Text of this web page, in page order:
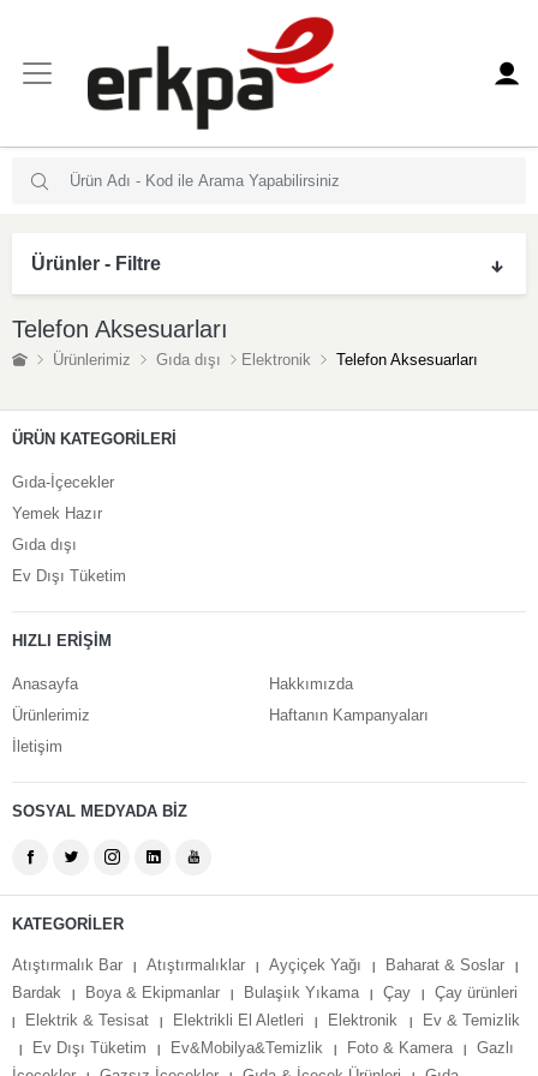
Ürünler - Filtre
Telefon Aksesuarları
Ürünlerimiz Gıda dışı Elektronik Telefon Aksesuarları
ÜRÜN KATEGORİLERİ
Gıda-İçecekler
Yemek Hazır
Gıda dışı
Ev Dışı Tüketim
HIZLI ERİŞİM
Anasayfa
Ürünlerimiz
İletişim
Hakkımızda
Haftanın Kampanyaları
SOSYAL MEDYADA BİZ
KATEGORİLER
Atıştırmalık Bar Atıştırmalıklar Ayçiçek Yağı Baharat & Soslar
Bardak Boya & Ekipmanlar Bulaşiık Yıkama| Çay Çay ürünleri
Elektrik & Tesisat Elektrikli El Aletleri Elektronik Ev & Temizlik
Ev Dışı Tüketim Ev&Mobilya&Temizlik Foto & Kamera| Gazlı